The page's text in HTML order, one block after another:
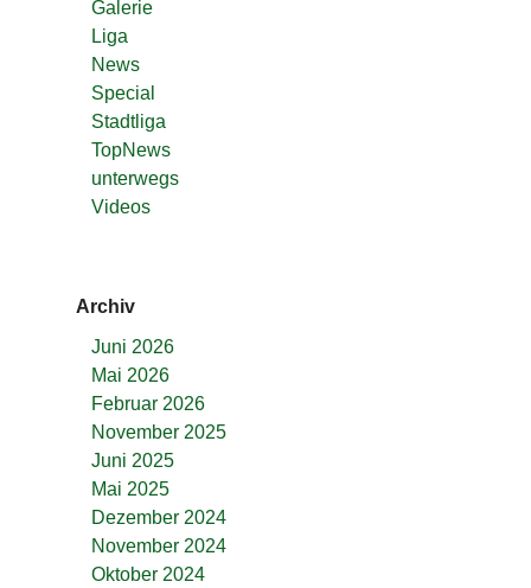
Galerie
Liga
News
Special
Stadtliga
TopNews
unterwegs
Videos
Archiv
Juni 2026
Mai 2026
Februar 2026
November 2025
Juni 2025
Mai 2025
Dezember 2024
November 2024
Oktober 2024